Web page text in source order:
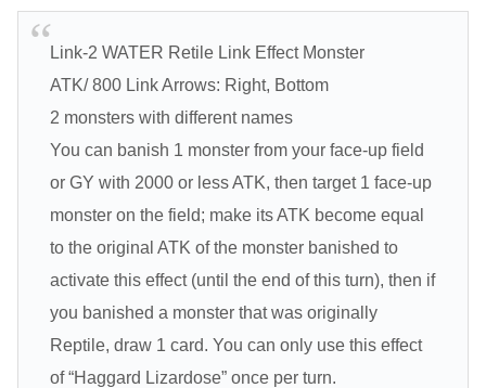
Link-2 WATER Retile Link Effect Monster
ATK/ 800 Link Arrows: Right, Bottom
2 monsters with different names
You can banish 1 monster from your face-up field
or GY with 2000 or less ATK, then target 1 face-up
monster on the field; make its ATK become equal
to the original ATK of the monster banished to
activate this effect (until the end of this turn), then if
you banished a monster that was originally
Reptile, draw 1 card. You can only use this effect
of “Haggard Lizardose” once per turn.